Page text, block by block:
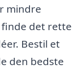
mindre
det rette
Bestil et
den bedste